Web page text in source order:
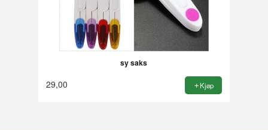
sy saks
29,00 Kjøp